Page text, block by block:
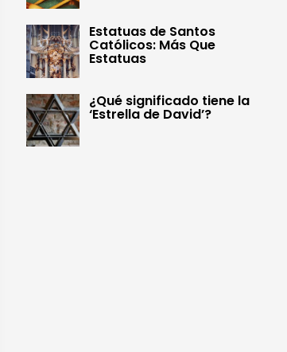
Estatuas de Santos
Católicos: Más Que
Estatuas
¿Qué significado tiene la
‘Estrella de David’?